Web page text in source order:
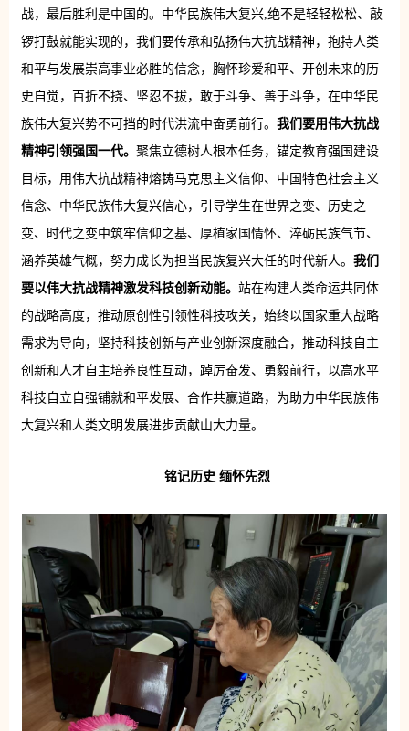
战，最后胜利是中国的。中华民族伟大复兴,绝不是轻轻松松、敲
锣打鼓就能实现的，我们要传承和弘扬伟大抗战精神，抱持人类
和平与发展崇高事业必胜的信念，胸怀珍爱和平、开创未来的历
史自觉，百折不挠、坚忍不拔，敢于斗争、善于斗争，在中华民
族伟大复兴势不可挡的时代洪流中奋勇前行。 我们要用伟大抗战
精神引领强国一代。 聚焦立德树人根本任务，锚定教育强国建设
目标，用伟大抗战精神熔铸马克思主义信仰、中国特色社会主义
信念、中华民族伟大复兴信心，引导学生在世界之变、历史之
变、时代之变中筑牢信仰之基、厚植家国情怀、淬砺民族气节、
涵养英雄气概，努力成长为担当民族复兴大任的时代新人。 我们
要以伟大抗战精神激发科技创新动能。 站在构建人类命运共同体
的战略高度，推动原创性引领性科技攻关，始终以国家重大战略
需求为导向，坚持科技创新与产业创新深度融合，推动科技自主
创新和人才自主培养良性互动，踔厉奋发、勇毅前行，以高水平
科技自立自强铺就和平发展、合作共赢道路，为助力中华民族伟
大复兴和人类文明发展进步贡献山大力量。
铭记历史 缅怀先烈